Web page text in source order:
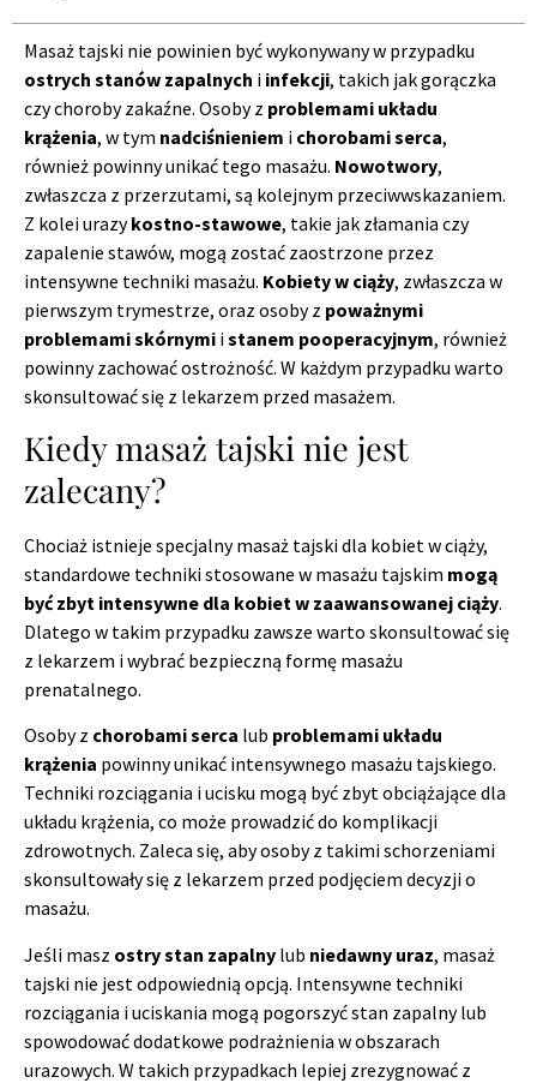
Masaż tajski nie powinien być wykonywany w przypadku
ostrych stanów zapalnych i infekcji, takich jak gorączka
czy choroby zakaźne. Osoby z problemami układu
krążenia, w tym nadciśnieniem i chorobami serca,
również powinny unikać tego masażu. Nowotwory,
zwłaszcza z przerzutami, są kolejnym przeciwwskazaniem.
Z kolei urazykostno-stawowe, takie jak złamania czy
zapalenie stawów, mogą zostać zaostrzone przez
intensywne techniki masażu. Kobiety w ciąży, zwłaszcza w
pierwszym trymestrze, oraz osoby z poważnymi
problemami skórnymi istanem pooperacyjnym, również
powinny zachować ostrożność. W każdym przypadku warto
skonsultować się z lekarzem przed masażem.
Kiedy masaż tajski nie jest
zalecany?
Chociaż istnieje specjalny masaż tajski dla kobiet w ciąży,
standardowe techniki stosowane w masażu tajskim mogą
być zbyt intensywne dla kobiet w zaawansowanej ciąży.
Dlatego w takim przypadku zawsze warto skonsultować się
z lekarzem i wybrać bezpieczną formę masażu
prenatalnego.
Osoby z chorobami serca lub problemami układu
krążenia powinny unikać intensywnego masażu tajskiego.
Techniki rozciągania i ucisku mogą być zbyt obciążające dla
układu krążenia, co może prowadzić do komplikacji
zdrowotnych. Zaleca się, aby osoby z takimi schorzeniami
skonsultowały się z lekarzem przed podjęciem decyzji o
masażu.
Jeśli masz ostry stan zapalny lub niedawny uraz, masaż
tajski nie jest odpowiednią opcją. Intensywne techniki
rozciągania i uciskania mogą pogorszyć stan zapalny lub
spowodować dodatkowe podrażnienia w obszarach
urazowych. W takich przypadkach lepiej zrezygnować z